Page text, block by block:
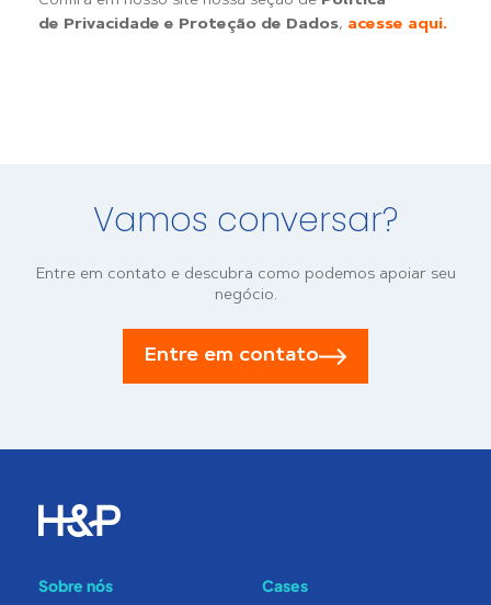
de Privacidade e Proteção de Dados, acesse aqui.
Vamos conversar?
Entre em contato e descubra como podemos apoiar seu
negócio.
Entre em contato
Sobre nós Cases